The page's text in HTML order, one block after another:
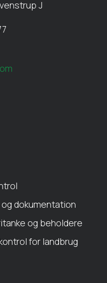
J
dokumentation
og beholdere
for landbrug